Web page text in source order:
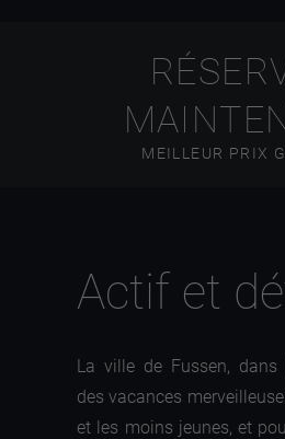
MEILLEUR PRIX
Actif et
La ville de Fussen, dans
des vacances
et les moins jeunes, et